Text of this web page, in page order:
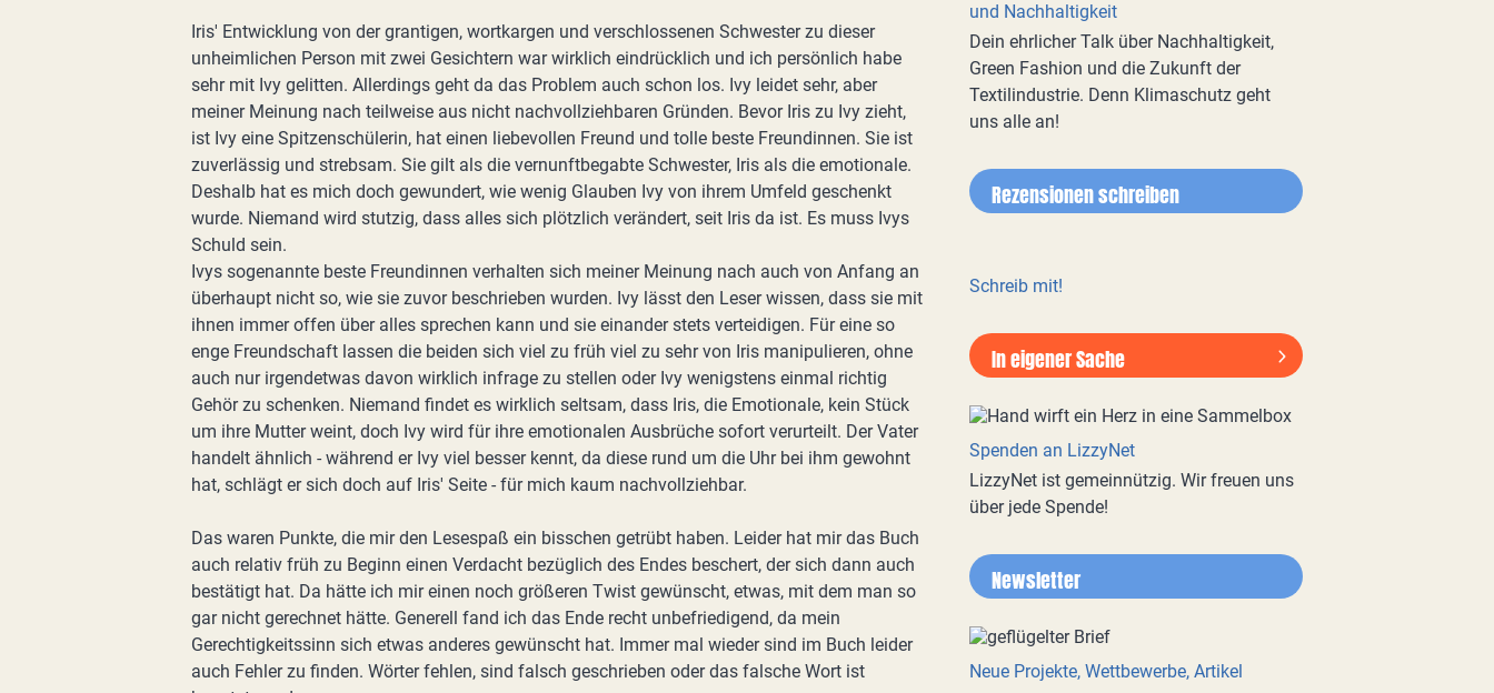
Iris' Entwicklung von der grantigen, wortkargen und verschlossenen Schwester zu dieser
unheimlichen Person mit zwei Gesichtern war wirklich eindrücklich und ich persönlich habe
sehr mit Ivy gelitten. Allerdings geht da das Problem auch schon los. Ivy leidet sehr, aber
meiner Meinung nach teilweise aus nicht nachvollziehbaren Gründen. Bevor Iris zu Ivy zieht,
ist Ivy eine Spitzenschülerin, hat einen liebevollen Freund und tolle beste Freundinnen. Sie ist
zuverlässig und strebsam. Sie gilt als die vernunftbegabte Schwester, Iris als die emotionale.
Deshalb hat es mich doch gewundert, wie wenig Glauben Ivy von ihrem Umfeld geschenkt
wurde. Niemand wird stutzig, dass alles sich plötzlich verändert, seit Iris da ist. Es muss Ivys
Schuld sein.
Ivys sogenannte beste Freundinnen verhalten sich meiner Meinung nach auch von Anfang an
überhaupt nicht so, wie sie zuvor beschrieben wurden. Ivy lässt den Leser wissen, dass sie mit
ihnen immer offen über alles sprechen kann und sie einander stets verteidigen. Für eine so
enge Freundschaft lassen die beiden sich viel zu früh viel zu sehr von Iris manipulieren, ohne
auch nur irgendetwas davon wirklich infrage zu stellen oder Ivy wenigstens einmal richtig
Gehör zu schenken. Niemand findet es wirklich seltsam, dass Iris, die Emotionale, kein Stück
um ihre Mutter weint, doch Ivy wird für ihre emotionalen Ausbrüche sofort verurteilt. Der Vater
handelt ähnlich - während er Ivy viel besser kennt, da diese rund um die Uhr bei ihm gewohnt
hat, schlägt er sich doch auf Iris' Seite - für mich kaum nachvollziehbar.
Das waren Punkte, die mir den Lesespaß ein bisschen getrübt haben. Leider hat mir das Buch
auch relativ früh zu Beginn einen Verdacht bezüglich des Endes beschert, der sich dann auch
bestätigt hat. Da hätte ich mir einen noch größeren Twist gewünscht, etwas, mit dem man so
gar nicht gerechnet hätte. Generell fand ich das Ende recht unbefriedigend, da mein
Gerechtigkeitssinn sich etwas anderes gewünscht hat. Immer mal wieder sind im Buch leider
auch Fehler zu finden. Wörter fehlen, sind falsch geschrieben oder das falsche Wort ist
und Nachhaltigkeit
Dein ehrlicher Talk über Nachhaltigkeit,
Green Fashion und die Zukunft der
Textilindustrie. Denn Klimaschutz geht
uns alle an!
Rezensionen schreiben
Schreib mit!
In eigener Sache
Spenden an LizzyNet
LizzyNet ist gemeinnützig. Wir freuen uns
über jede Spende!
Newsletter
Neue Projekte, Wettbewerbe, Artikel